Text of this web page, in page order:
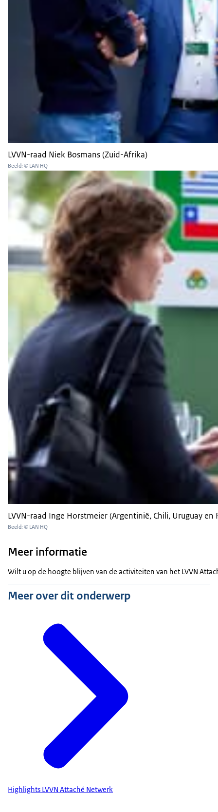
LVVN-raad Niek Bosmans (Zuid-Afrika)
Beeld: © LAN HQ
LVVN-raad Inge Horstmeier (Argentinië, Chili, Uruguay en
Beeld: © LAN HQ
Meer informatie
Wilt u op de hoogte blijven van de activiteiten van het LVVN
Meer over dit onderwerp
Highlights LVVN Attaché Netwerk